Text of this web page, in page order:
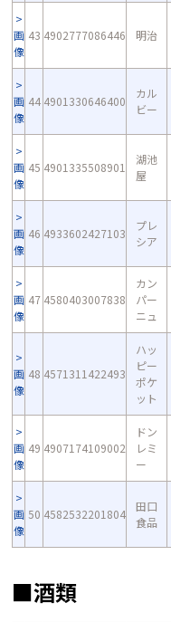
画
像
43 4902777086446 明治
画
像
44 4901330646400
カル
ビー
画
像
45 4901335508901
湖池
屋
画
像
46 4933602427103
プレ
シア
画
像
47 4580403007838
カン
パー
ニュ
画
像
48 4571311422493
ハッ
ピー
ポケ
ット
画
像
49 4907174109002
ドン
レミ
ー
画
像
50 4582532201804
田口
食品
■酒類